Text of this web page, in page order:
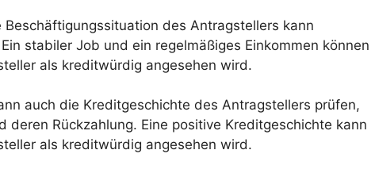
Beschäftigungssituation des Antragstellers kann
stabiler Job und ein regelmäßiges Einkommen können
als kreditwürdig angesehen wird.
auch die Kreditgeschichte des Antragstellers prüfen,
deren Rückzahlung. Eine positive Kreditgeschichte kann
als kreditwürdig angesehen wird.